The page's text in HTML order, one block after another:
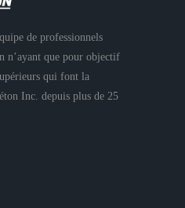
de professionnels
n’ayant que pour objectif
qui font la
Inc. depuis plus de 25